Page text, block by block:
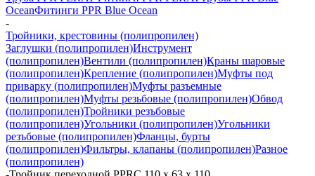
OceanФитинги PPR Blue Ocean
-
Тройники, крестовины (полипропилен)
Заглушки (полипропилен)Инструмент
(полипропилен)Вентили (полипропилен)Краны шаровые
(полипропилен)Крепление (полипропилен)Муфты под
приварку (полипропилен)Муфты разъемные
(полипропилен)Муфты резьбовые (полипропилен)Обвод
(полипропилен)Тройники резъбовые
(полипропилен)Угольники (полипропилен)Угольники
резъбовые (полипропилен)Фланцы, бурты
(полипропилен)Фильтры, клапаны (полипропилен)Разное
(полипропилен)